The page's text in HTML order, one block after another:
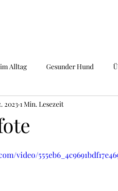
Alltag Gesunder Hund
Bindung & Team
2023 1 Min. Lesezeit
video/